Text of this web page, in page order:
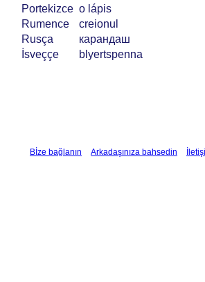
Portekizce o lápis
Rumence
creionul
Rusça
карандаш
İsveççe
blyertspenna
Bİze bağlanın Arkadaşınıza bahsedin